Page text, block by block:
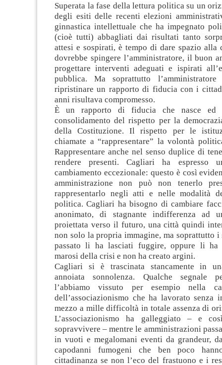
Superata la fase della lettura politica su un
degli esiti delle recenti elezioni
ginnastica intellettuale che ha impegnato
(cioè tutti) abbagliati dai risultati tanto
attesi e sospirati, è tempo di dare spazio alla
dovrebbe spingere l’amministratore, il buon
progettare interventi adeguati e ispirati
pubblica. Ma soprattutto
ripristinare un rapporto di fiducia con i
anni risultava compromesso.
È un rapporto di fiducia che nasce ed
consolidamento del rispetto per la
della Costituzione. Il rispetto per le
chiamate a “rappresentare” la volontà
Rappresentare anche nel senso duplice di
rendere presenti. Cagliari ha espresso
cambiamento eccezionale: questo è così
amministrazione non può non tenerlo
rappresentarlo negli atti e nelle modalità
politica. Cagliari ha bisogno di cambiare
anonimato, di stagnante indifferenza ad
proiettata verso il futuro, una città quindi
non solo la propria immagine, ma soprattutto
passato li ha lasciati fuggire, oppure li ha
marosi della crisi e non ha creato argini.
Cagliari si è trascinata stancamente in
annoiata sonnolenza. Qualche segnale
l’abbiamo vissuto per esempio nella
dell’associazionismo che ha lavorato senza
mezzo a mille difficoltà in totale assenza di
L’associazionismo ha galleggiato – e
sopravvivere – mentre le amministrazioni
in vuoti e megalomani eventi da grandeur,
capodanni fumogeni che ben poco
cittadinanza se non l’eco del frastuono e i